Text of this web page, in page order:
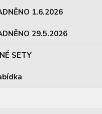
1.6.2026
29.5.2026
SETY